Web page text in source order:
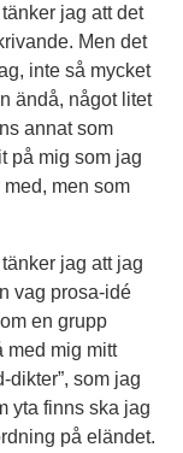
jag att det
Men det
inte så mycket
ändå, något litet
annat som
på mig som jag
men som
jag att jag
vag prosa-idé
en grupp
med mig mitt
dikter”, som jag
yta finns ska jag
på eländet.